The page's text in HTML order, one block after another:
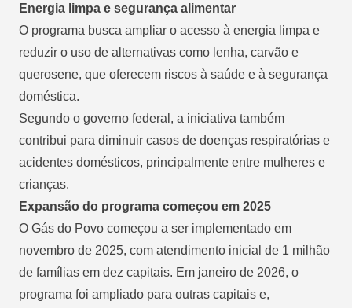
Energia limpa e segurança alimentar
O programa busca ampliar o acesso à energia limpa e
reduzir o uso de alternativas como lenha, carvão e
querosene, que oferecem riscos à saúde e à segurança
doméstica.
Segundo o governo federal, a iniciativa também
contribui para diminuir casos de doenças respiratórias e
acidentes domésticos, principalmente entre mulheres e
crianças.
Expansão do programa começou em 2025
O Gás do Povo começou a ser implementado em
novembro de 2025, com atendimento inicial de 1 milhão
de famílias em dez capitais. Em janeiro de 2026, o
programa foi ampliado para outras capitais e,